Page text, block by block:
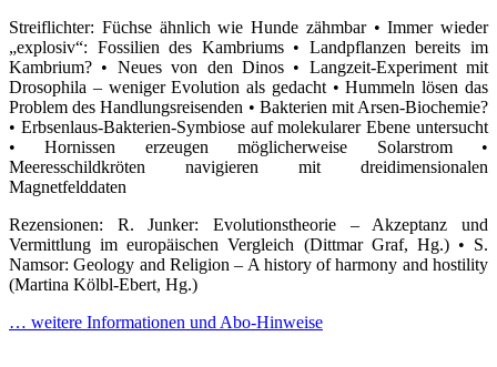
Streiflichter: Füchse ähnlich wie Hunde zähmbar • Immer wieder
„explosiv“: Fossilien des Kambriums • Landpflanzen bereits im
Kambrium? • Neues von den Dinos • Langzeit-Experiment mit
Drosophila – weniger Evolution als gedacht • Hummeln lösen das
Problem des Handlungsreisenden • Bakterien mit Arsen-Biochemie?
• Erbsenlaus-Bakterien-Symbiose auf molekularer Ebene untersucht
• Hornissen erzeugen möglicherweise Solarstrom •
Meeresschildkröten navigieren mit dreidimensionalen
Magnetfelddaten
Rezensionen: R. Junker: Evolutionstheorie – Akzeptanz und
Vermittlung im europäischen Vergleich (Dittmar Graf, Hg.) • S.
Namsor: Geology and Religion – A history of harmony and hostility
(Martina Kölbl-Ebert, Hg.)
… weitere Informationen und Abo-Hinweise